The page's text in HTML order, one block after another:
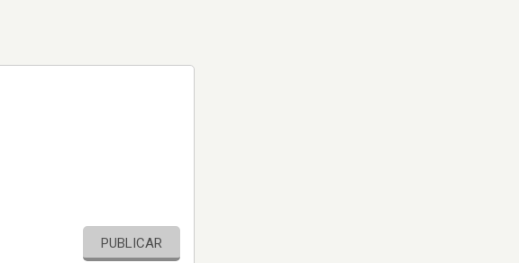
PUBLICAR